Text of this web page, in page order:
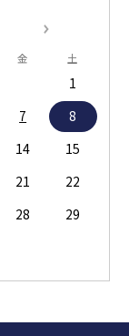
金 土
1
7
8
14
15
21
22
28
29